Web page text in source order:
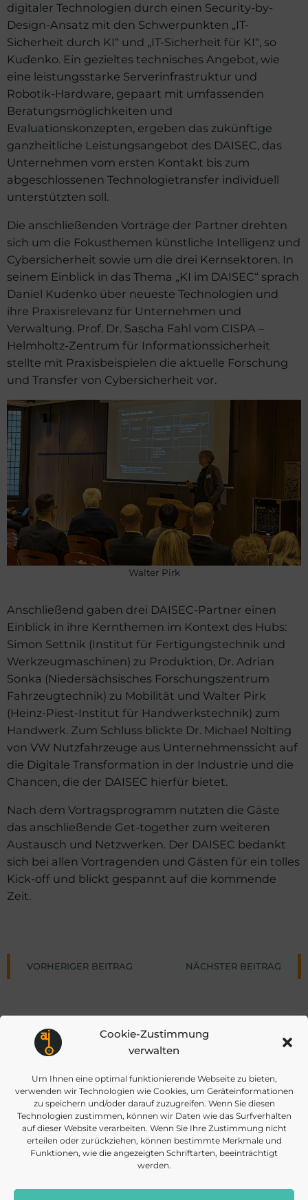
Cookie-Zustimmung
verwalten
Um Ihnen eine optimal funktionierende Webseite zu bieten,
verwenden wir Technologien wie Cookies, um Geräteinformationen
zu speichern und/oder darauf zuzugreifen. Wenn Sie diesen
Technologien zustimmen, können wir Daten wie das Surfverhalten
auf dieser Website verarbeiten. Wenn Sie Ihre Zustimmung nicht
erteilen oder zurückziehen, können bestimmte Merkmale und
Funktionen, wie die angezeigten Schriftarten, beeinträchtigt
werden.
digitaler Technologien durch einen Security-by-
Design-Ansatz mit den Schwerpunkten „IT-
Sicherheit durch KI“ und „IT-Sicherheit für KI“, so
Kudenko. Ein gezieltes technisches Angebot, wie
eine leistungsstarke Serverinfrastruktur und
Robotik-Hardware, gepaart mit umfassenden
Beratungsmöglichkeiten und
Evaluationskonzepten, ergeben das zukünftige
ganzheitliche Leistungsangebot des DAISEC, das
Unternehmen vom ersten Kontakt bis zum
abgeschlossenen Technologietransfer individuell
unterstützten soll.
Die anschließenden Vorträge der Partner drehten
sich um die Fokusthemen künstliche Intelligenz und
Cybersicherheit sowie um die drei Kernsektoren. In
seinem Einblick in das Thema „KI im DAISEC“ sprach
Daniel Kudenko über neueste Technologien und
ihre Praxisrelevanz für Unternehmen und
Verwaltung. Prof. Dr. Sascha Fahl vom CISPA –
Helmholtz-Zentrum für Informationssicherheit
stellte mit Praxisbeispielen die aktuelle Forschung
und Transfer von Cybersicherheit vor.
Walter Pirk
Anschließend gaben drei DAISEC-Partner einen
Einblick in ihre Kernthemen im Kontext des Hubs:
Simon Settnik (Institut für Fertigungstechnik und
Werkzeugmaschinen) zu Produktion, Dr. Adrian
Sonka (Niedersächsisches Forschungszentrum
Fahrzeugtechnik) zu Mobilität und Walter Pirk
(Heinz-Piest-Institut für Handwerkstechnik) zum
Handwerk. Zum Schluss blickte Dr. Michael Nolting
von VW Nutzfahrzeuge aus Unternehmenssicht auf
die Digitale Transformation in der Industrie und die
Chancen, die der DAISEC hierfür bietet.
Nach dem Vortragsprogramm nutzten die Gäste
das anschließende Get-together zum weiteren
Austausch und Netzwerken. Der DAISEC bedankt
sich bei allen Vortragenden und Gästen für ein tolles
Kick-off und blickt gespannt auf die kommende
Zeit.
Post
navigation
VORHERIGER BEITRAG
Post
NÄCHSTER BEITRAG
Appelstr. 4
30167 Hannover
info@daisec.de
Kontakt aufnehmen